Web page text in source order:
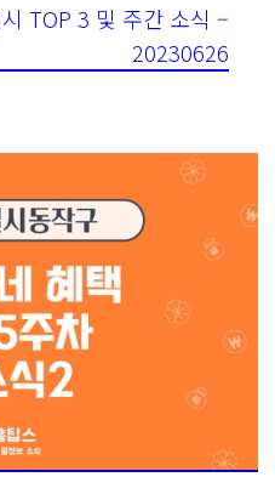
TOP 3 및 주간 소식 –
20230626